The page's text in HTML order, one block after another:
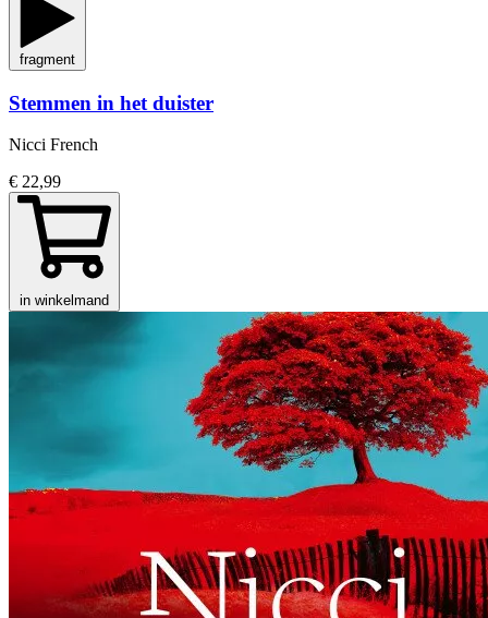
fragment
Stemmen in het duister
Nicci French
€ 22,99
in winkelmand